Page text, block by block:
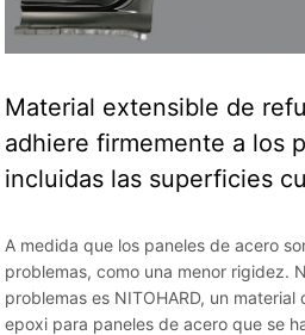
Material extensible de
adhiere firmemente a los
incluidas las superficies
A medida que los paneles de acero
problemas, como una menor rigidez.
problemas es NITOHARD, un
epoxi para paneles de acero que se